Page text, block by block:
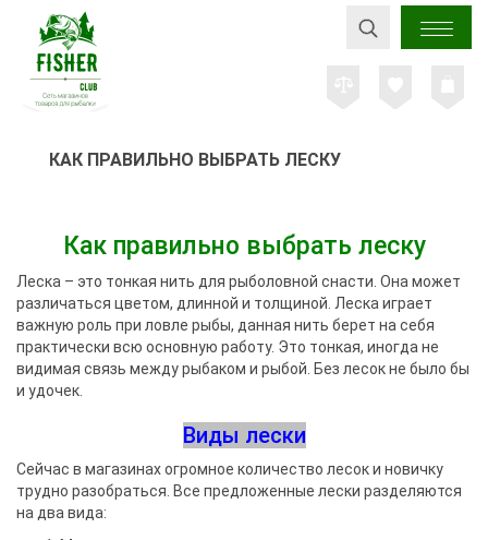
КАК ПРАВИЛЬНО ВЫБРАТЬ ЛЕСКУ
Как правильно выбрать леску
Леска – это тонкая нить для рыболовной снасти. Она может
различаться цветом, длинной и толщиной. Леска играет
важную роль при ловле рыбы, данная нить берет на себя
практически всю основную работу. Это тонкая, иногда не
видимая связь между рыбаком и рыбой. Без лесок не было бы
и удочек.
Виды лески
Сейчас в магазинах огромное количество лесок и новичку
трудно разобраться. Все предложенные лески разделяются
на два вида: